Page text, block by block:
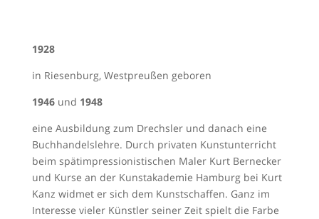
1928
in Riesenburg, Westpreußen geboren
1946und 1948
eine Ausbildung zum Drechsler und danach eine
Buchhandelslehre. Durch privaten Kunstunterricht
beim spätimpressionistischen Maler Kurt Bernecker
und Kurse an der Kunstakademie Hamburg bei Kurt
Kanz widmet er sich dem Kunstschaffen. Ganz im
Interesse vieler Künstler seiner Zeit spielt die Farbe